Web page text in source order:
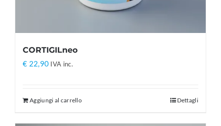
CORTIGILneo
€ 22,90 IVA inc.
Aggiungi al carrello Dettagli